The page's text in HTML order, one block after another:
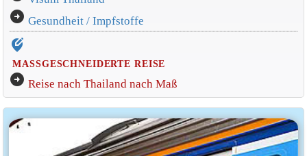
arrow_circle_right Gesundheit / Impfstoffe
edit_location_alt
MASSGESCHNEIDERTE REISE
arrow_circle_right Reise nach Thailand nach Maß